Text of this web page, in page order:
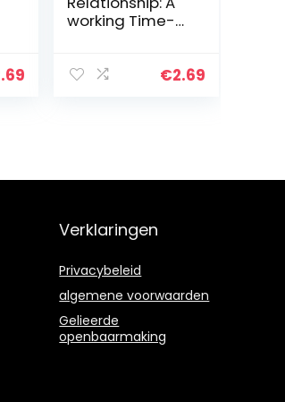
working Time-
Dealing with an
€2.69
Verklaringen
Privacybeleid
algemene voorwaarden
Gelieerde
openbaarmaking